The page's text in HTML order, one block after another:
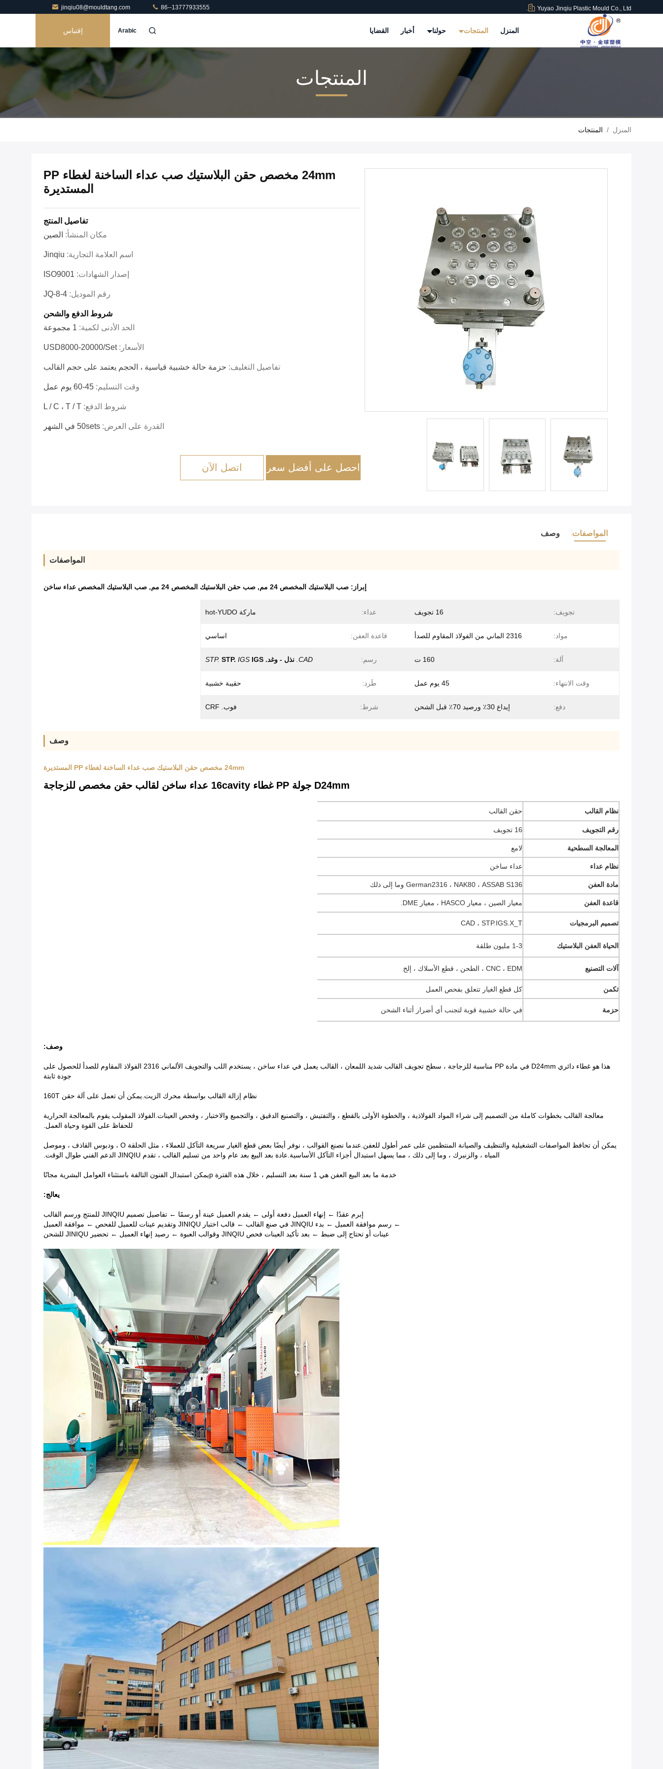
Yuyao Jinqiu Plastic Mould Co., Ltd.
jinqiu08@mouldtang.com 86--13777933555
المنزل المنتجات حولنا أخبار القضايا Arabic إقتباس
المنتجات
المنزل / المنتجات
24mm مخصص حقن البلاستيك صب عداء الساخنة لغطاء PP
المستديرة
تفاصيل المنتج
مكان المنشأ: الصين
اسم العلامة التجارية: Jinqiu
إصدار الشهادات: ISO9001
رقم الموديل: JQ-8-4
شروط الدفع والشحن
الحد الأدنى لكمية: 1 مجموعة
الأسعار:USD8000-20000/set
تفاصيل التغليف: حزمة حالة خشبية قياسية ، الحجم يعتمد على حجم القالب
وقت التسليم: 45-60 يوم عمل
شروط الدفع: L / C ، T / T
القدرة على العرض: 50sets في الشهر
احصل على أفضل سعر اتصل الآن
المواصفات وصف
المواصفات
إبراز: صب البلاستيك المخصص 24 مم , صب حقن البلاستيك المخصص 24 مم , صب البلاستيك المخصص عداء ساخن
تجويف: 16 تجويف عداء: ماركة hot-YUDO
مواد: 2316 الماني من الفولاذ المقاوم للصدأ قاعدة العفن: اساسي
آلة: 160 ت رسم: CAD. نذل - وغد. STP. STP. IGS IGS
وقت الانتهاء: 45 يوم عمل طَرد: حقيبة خشبية
دفع: إيداع 30٪ ورصيد 70٪ قبل الشحن شرط: فوب. CRF
وصف
24mm مخصص حقن البلاستيك صب عداء الساخنة لغطاء PP المستديرة
D24mm جولة PP غطاء 16cavity عداء ساخن لقالب حقن مخصص للزجاجة
نظام القالب حقن القالب
رقم التجويف 16 تجويف
المعالجة السطحية لامع
نظام عداء عداء ساخن
مادة العفن German2316 ، NAK80 ، ASSAB S136 وما إلى ذلك
قاعدة العفن معيار الصين ، معيار HASCO ، معيار DME.
تصميم البرمجيات CAD ، STP.IGS.X_T
الحياة العفن البلاستيك 1-3 مليون طلقة
آلات التصنيع CNC ، EDM ، الطحن ، قطع الأسلاك ، إلخ
تكمن كل قطع الغيار تتعلق بفحص العمل
حزمة في حالة خشبية قوية لتجنب أي أضرار أثناء الشحن
وصف:
هذا هو غطاء دائري D24mm في مادة PP مناسبة للزجاجة ، سطح تجويف القالب شديد اللمعان ، القالب يعمل في عداء ساخن ، يستخدم اللب والتجويف الألماني 2316 الفولاذ المقاوم للصدأ للحصول على
جودة ثابتة
نظام إزالة القالب بواسطة محرك الزيت.يمكن أن تعمل على آلة حقن 160T
معالجة القالب بخطوات كاملة من التصميم إلى شراء المواد الفولاذية ، والخطوة الأولى بالقطع ، والتفتيش ، والتصنيع الدقيق ، والتجميع والاختبار ، وفحص العينات.الفولاذ المقولب يقوم بالمعالجة الحرارية
للحفاظ على القوة وحياة العمل.
يمكن أن تحافظ المواصفات التشغيلية والتنظيف والصيانة المنتظمين على عمر أطول للعفن.عندما نصنع القوالب ، نوفر أيضًا بعض قطع الغيار سريعة التآكل للعملاء ، مثل الحلقة O ، ودبوس القاذف ، وموصل
المياه ، والزنبرك ، وما إلى ذلك ، مما يسهل استبدال أجزاء التآكل الأساسية.عادة بعد البيع بعد عام واحد من تسليم القالب ، تقدم JINQIU الدعم الفني طوال الوقت.
خدمة ما بعد البيع العفن هي 1 سنة بعد التسليم ، خلال هذه الفترة p يمكن استبدال الفنون التالفة باستثناء العوامل البشرية مجانًا
يعالج:
إبرم عقدًا ← إنهاء العميل دفعة أولى ← يقدم العميل عينة أو رسمًا ← تفاصيل تصميم JINQIU للمنتج ورسم القالب
← رسم موافقة العميل ← بدء JINQIU في صنع القالب ← قالب اختبار JINIQU وتقديم عينات للعميل للفحص ← موافقة العميل
عينات أو تحتاج إلى ضبط ← بعد تأكيد العينات فحص JINQIU وقوالب العبوة ← رصيد إنهاء العميل ← تحضير JINIQU للشحن